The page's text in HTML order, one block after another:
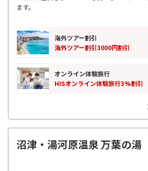
ます。
海外ツアー割引
海外ツアー割引3000円割引
オンライン体験旅行
HISオンライン体験旅行3%割引
沼津・湯河原温泉 万葉の湯